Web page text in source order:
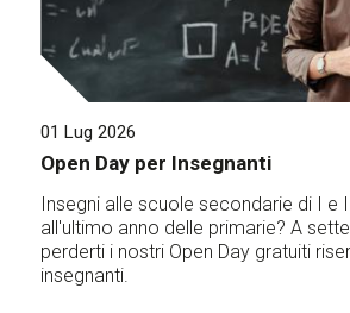
01 Lug 2026
Open Day per Insegnanti
Insegni alle scuole secondarie di I e
all'ultimo anno delle primarie? A
perderti i nostri Open Day gratuiti
insegnanti.